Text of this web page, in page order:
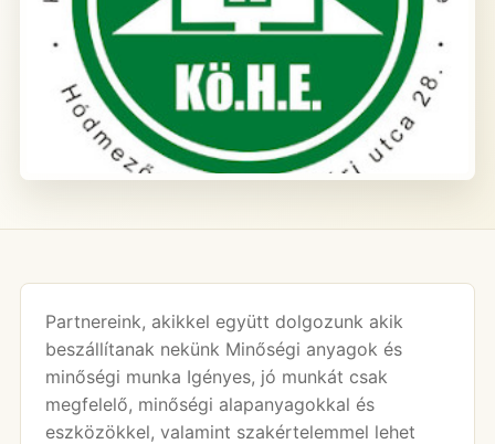
Partnereink, akikkel együtt dolgozunk akik
beszállítanak nekünk Minőségi anyagok és
minőségi munka Igényes, jó munkát csak
megfelelő, minőségi alapanyagokkal és
eszközökkel, valamint szakértelemmel lehet